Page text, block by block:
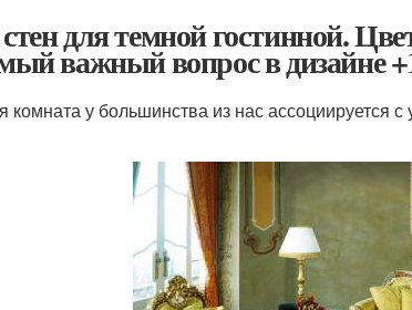
для темной гостинной.
важный вопрос в дизайне
комната у большинства из нас